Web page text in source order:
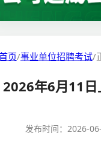
职位表
准考证打印
成绩查询
页/事业单位招聘考试/
2026年6月11日
发布时间： 2026-